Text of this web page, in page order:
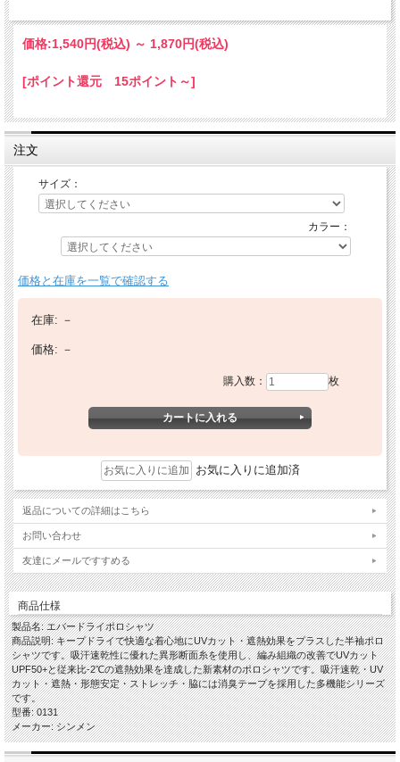
価格:1,540円(税込) ～ 1,870円(税込)
[ポイント還元 15ポイント～]
注文
サイズ：
カラー：
価格と在庫を一覧で確認する
在庫: －
価格: －
購入数： 枚
お気に入りに追加済
返品についての詳細はこちら
お問い合わせ
友達にメールですすめる
商品仕様
製品名: エバードライポロシャツ
商品説明: キープドライで快適な着心地にUVカット・遮熱効果をプラスした半袖ポロ
シャツです。吸汗速乾性に優れた異形断面糸を使用し、編み組織の改善でUVカット
UPF50+と従来比-2℃の遮熱効果を達成した新素材のポロシャツです。吸汗速乾・UV
カット・遮熱・形態安定・ストレッチ・脇には消臭テープを採用した多機能シリーズ
です。
型番: 0131
メーカー: シンメン